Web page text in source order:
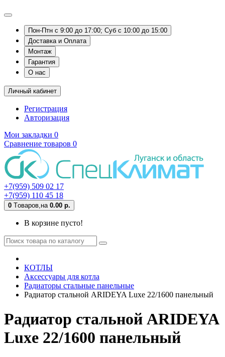
Пон-Птн с 9:00 до 17:00; Суб с 10:00 до 15:00
Доставка и Оплата
Монтаж
Гарантия
О нас
Личный кабинет
Регистрация
Авторизация
Мои закладки 0
Сравнение товаров 0
+7(959) 509 02 17
+7(959) 110 45 18
0 Tоваров,на 0.00 р.
В корзине пусто!
КОТЛЫ
Аксессуары для котла
Радиаторы стальные панельные
Радиатор стальной ARIDEYA Luxe 22/1600 панельный
Радиатор стальной ARIDEYA
Luxe 22/1600 панельный